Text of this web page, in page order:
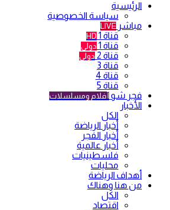
الرئيسية
سياسة الخصوصية
مباشر LIVE
قناة 1 HD
قناة 1 دولي
قناة 2 دولي
قناة 3
قناة 4
قناة 5
فجر شو أفلام ومسلسلات
الأخبار
الكل
أخبار الرياضة
أخبار الفجر
أخبار عالمية
فلسطينيات
محليات
أهداف الرياضة
من هنا وهناك
الكل
اقتصاد